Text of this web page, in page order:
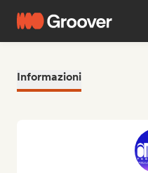
Informazioni